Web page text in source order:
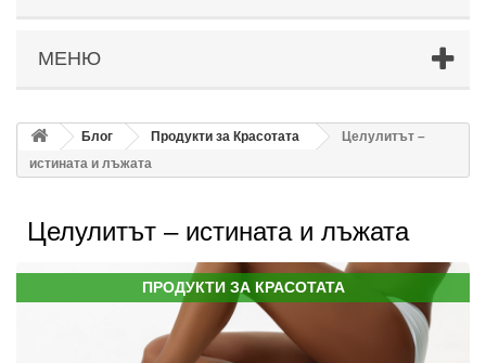
МЕНЮ
Блог Продукти за Красотата
Целулитът –
истината и лъжата
Целулитът – истината и лъжата
ПРОДУКТИ ЗА КРАСОТАТА